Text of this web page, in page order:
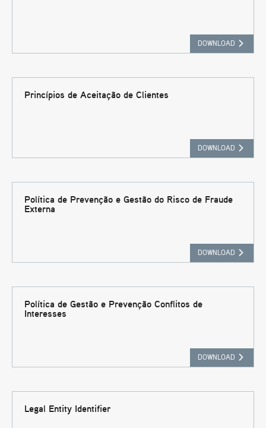
DOWNLOAD
Princípios de Aceitação de Clientes
DOWNLOAD
Política de Prevenção e Gestão do Risco de Fraude
Externa
DOWNLOAD
Política de Gestão e Prevenção Conflitos de
Interesses
DOWNLOAD
Legal Entity Identifier